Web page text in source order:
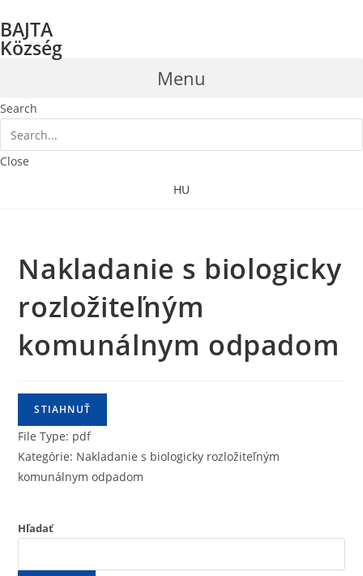
to
content
BAJTA
Község
Menu
Search
Close
HU
Nakladanie s biologicky
rozložiteľným
komunálnym odpadom
STIAHNUŤ
File Type: pdf
Kategórie: Nakladanie s biologicky rozložiteľným
komunálnym odpadom
Hľadať